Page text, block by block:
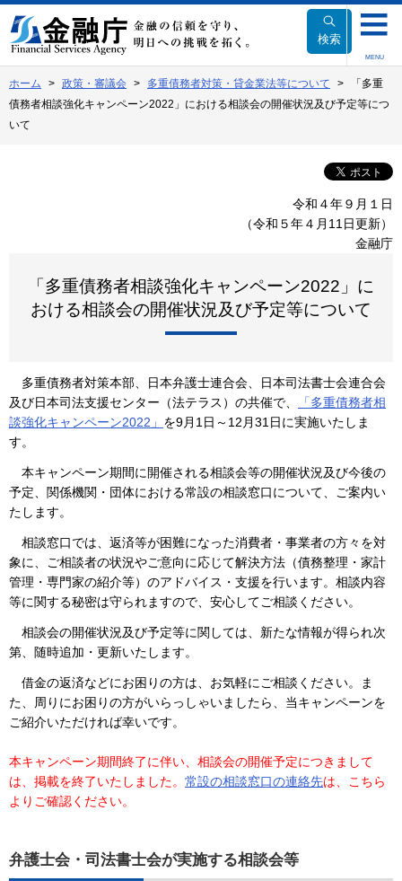
文
へ
動
検索
MENU
ホーム 政策・審議会 多重債務者対策・貸金業法等について
「多重
債務者相談強化キャンペーン2022」における相談会の開催状況及び予定等につ
いて
令和４年９月１日
（令和５年４月11日更新）
金融庁
「多重債務者相談強化キャンペーン2022」に
おける相談会の開催状況及び予定等について
多重債務者対策本部、日本弁護士連合会、日本司法書士会連合会
及び日本司法支援センター（法テラス）の共催で、
「多重債務者相
談強化キャンペーン2022」 を9月1日～12月31日に実施いたしま
す。
本キャンペーン期間に開催される相談会等の開催状況及び今後の
予定、関係機関・団体における常設の相談窓口について、ご案内い
たします。
相談窓口では、返済等が困難になった消費者・事業者の方々を対
象に、ご相談者の状況やご意向に応じて解決方法（債務整理・家計
管理・専門家の紹介等）のアドバイス・支援を行います。相談内容
等に関する秘密は守られますので、安心してご相談ください。
相談会の開催状況及び予定等に関しては、新たな情報が得られ次
第、随時追加・更新いたします。
借金の返済などにお困りの方は、お気軽にご相談ください。ま
た、周りにお困りの方がいらっしゃいましたら、当キャンペーンを
ご紹介いただければ幸いです。
本キャンペーン期間終了に伴い、相談会の開催予定につきまして
は、掲載を終了いたしました。 常設の相談窓口の連絡先は、こちら
よりご確認ください。
弁護士会・司法書士会が実施する相談会等